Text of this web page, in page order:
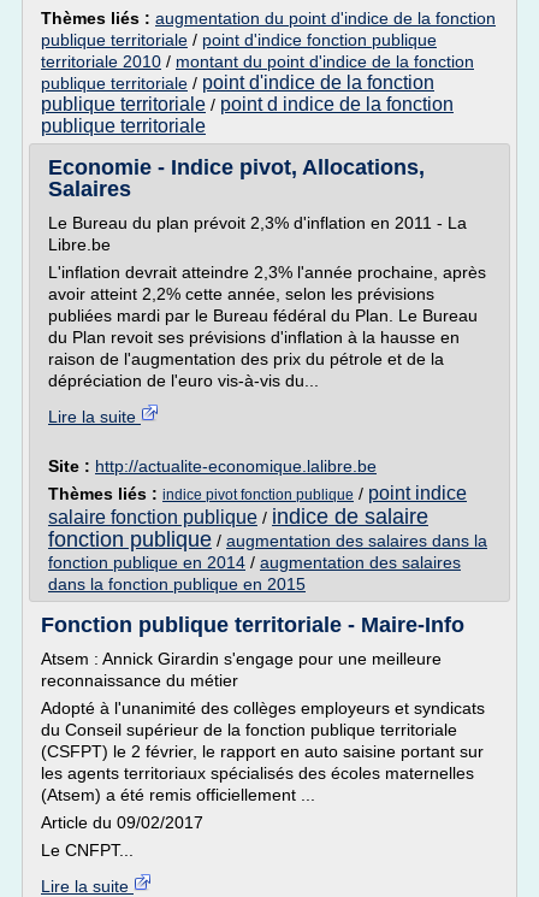
Thèmes liés : augmentation du point d'indice de la fonction
publique territoriale / point d'indice fonction publique
territoriale 2010 / montant du point d'indice de la fonction
publique territoriale / point d'indice de la fonction
publique territoriale / point d indice de la fonction
publique territoriale
Economie - Indice pivot, Allocations,
Salaires
Le Bureau du plan prévoit 2,3% d'inflation en 2011 - La
Libre.be
L'inflation devrait atteindre 2,3% l'année prochaine, après
avoir atteint 2,2% cette année, selon les prévisions
publiées mardi par le Bureau fédéral du Plan. Le Bureau
du Plan revoit ses prévisions d'inflation à la hausse en
raison de l'augmentation des prix du pétrole et de la
dépréciation de l'euro vis-à-vis du...
Lire la suite
Site : http://actualite-economique.lalibre.be
Thèmes liés : indice pivot fonction publique / point indice
salaire fonction publique / indice de salaire
fonction publique / augmentation des salaires dans la
fonction publique en 2014 / augmentation des salaires
dans la fonction publique en 2015
Fonction publique territoriale - Maire-Info
Atsem : Annick Girardin s'engage pour une meilleure
reconnaissance du métier
Adopté à l'unanimité des collèges employeurs et syndicats
du Conseil supérieur de la fonction publique territoriale
(CSFPT) le 2 février, le rapport en auto saisine portant sur
les agents territoriaux spécialisés des écoles maternelles
(Atsem) a été remis officiellement ...
Article du 09/02/2017
Le CNFPT...
Lire la suite